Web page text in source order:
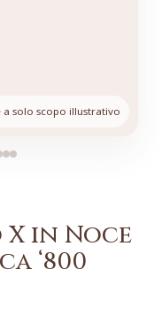
a solo scopo illustrativo
in Noce
‘800